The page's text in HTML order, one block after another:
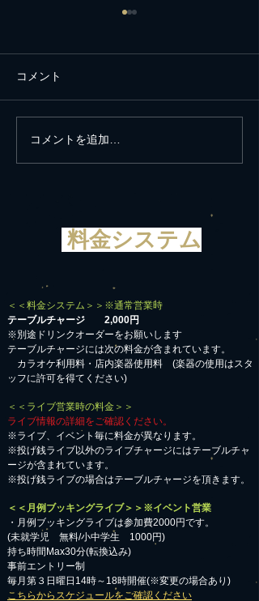
思い立ったが吉日～世界
遺産白川郷へ
コメント
コメントを追加…
料金システム
＜＜料金システム＞＞※通常営業時
テーブルチャージ 2,000円
※別途ドリンクオーダーをお願いします
テーブルチャージには次の料金が含まれています。
カラオケ利用料・店内楽器使用料 (楽器の使用はスタ
ッフに許可を得てください)
＜＜ライブ営業時の料金＞＞
ライブ情報の詳細をご確認ください。
※ライブ、イベント毎に料金が異なります。
※投げ銭ライブ以外のライブチャージにはテーブルチャ
ージが含まれています。
※投げ銭ライブの場合はテーブルチャージを頂きます。
＜＜月例ブッキングライブ＞＞※イベント営業
・月例ブッキングライブは参加費2000円です。
​(未就学児 無料/小中学生 1000円)
持ち時間Max30分(転換込み)
事前エントリー制
毎月第３日曜日14時～18時開催(※変更の場合あり)
こちらからスケジュールをご確認ください